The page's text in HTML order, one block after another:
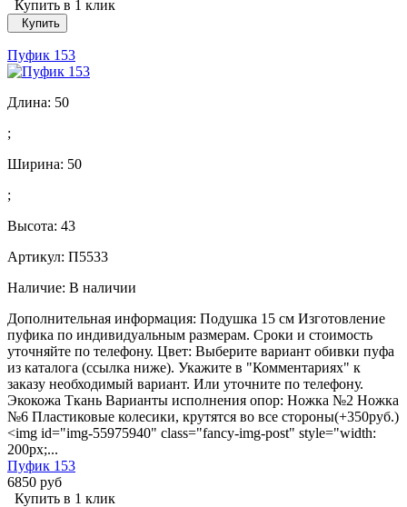
Купить в 1 клик
Купить
Пуфик 153
Длина: 50
;
Ширина: 50
;
Высота: 43
Артикул: П5533
Наличие: В наличии
Дополнительная информация: Подушка 15 см Изготовление
пуфика по индивидуальным размерам. Сроки и стоимость
уточняйте по телефону. Цвет: Выберите вариант обивки пуфа
из каталога (ссылка ниже). Укажите в "Комментариях" к
заказу необходимый вариант. Или уточните по телефону.
Экокожа Ткань Варианты исполнения опор: Ножка №2 Ножка
№6 Пластиковые колесики, крутятся во все стороны(+350руб.)
<img id="img-55975940" class="fancy-img-post" style="width:
200px;...
Пуфик 153
6850 руб
Купить в 1 клик